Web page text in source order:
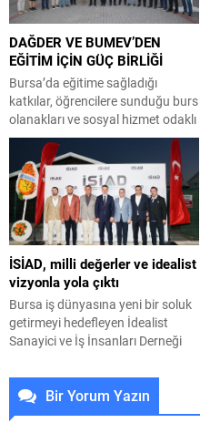
etik ve metafizik gibi birçok
alanda önemli görüşler sundu …
Ben Aristotales uzmanı değilim ....
DAĞDER VE BUMEV’DEN
EĞİTİM İÇİN GÜÇ BİRLİĞİ
Bursa’da eğitime sağladığı
katkılar, öğrencilere sunduğu burs
olanakları ve sosyal hizmet odaklı
çalışmalarıyla öne çıkan Muş
Eğitim ve Hizmet Vakfı (BUMEV),
sivil toplum kuruluşları ile
görüşmelerini sürdürüyor. BUMEV
Başkanı Ahmet Akın ve Vakıf
Yönetim Kurulu Üyeleri, Orhaneli,
Keles, Büyükorhan, Harmancık ve
Osmangazi Dağ Köyleri
Yardımlaşma ve Dayanışma
Derneği’ni (DAĞDER) ziyaret...
İSİAD, milli değerler ve idealist
vizyonla yola çıktı
Bursa iş dünyasına yeni bir soluk
getirmeyi hedefleyen İdealist
Sanayici ve İş İnsanları Derneği
Tesisleri’nde düzenlenen kuruluş
organizasyonu ile ekonomi
dünyasına ‘merhaba’ dedi.
Bir Yorum Yazın